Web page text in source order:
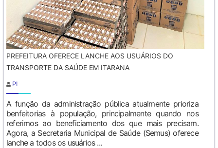
PREFEITURA OFERECE LANCHE AOS USUÁRIOS DO
TRANSPORTE DA SAÚDE EM ITARANA
PI
A função da administração pública atualmente prioriza
benfeitorias à população, principalmente quando nos
referimos ao beneficiamento dos que mais precisam.
Agora, a Secretaria Municipal de Saúde (Semus) oferece
lanche a todos os usuários ...